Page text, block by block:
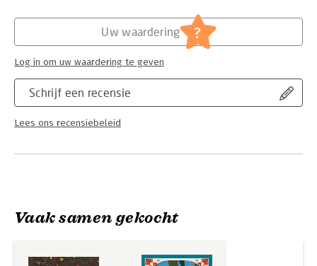
Schrijf een recensie
Lees ons recensiebeleid
Uw waardering ?
Log in om uw waardering te geven
Vaak samen gekocht